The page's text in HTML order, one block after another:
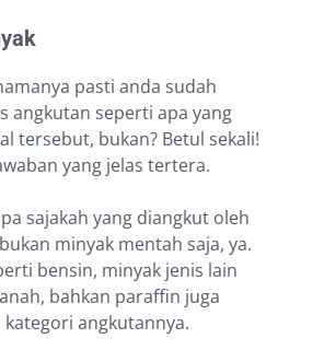
pasti anda sudah
angkutan seperti apa yang
tersebut, bukan? Betul sekali!
yang jelas tertera.
sajakah yang diangkut oleh
minyak mentah saja, ya.
bensin, minyak jenis lain
bahkan paraffin juga
angkutannya.